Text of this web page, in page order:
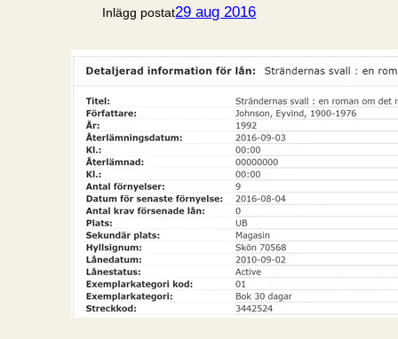
Inlägg postat29 aug 2016